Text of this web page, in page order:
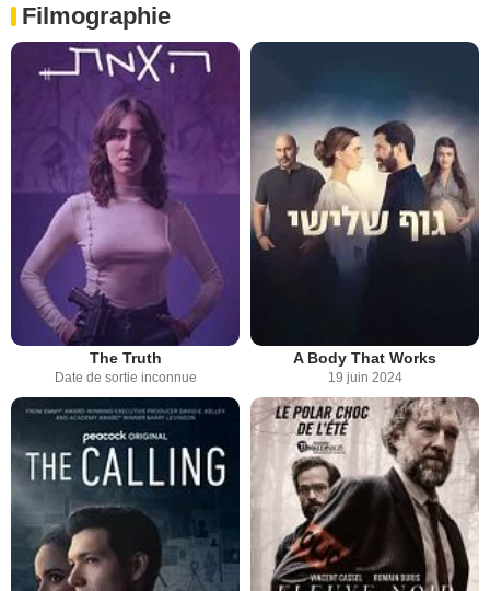
Filmographie
The Truth
Date de sortie inconnue
A Body That Works
19 juin 2024